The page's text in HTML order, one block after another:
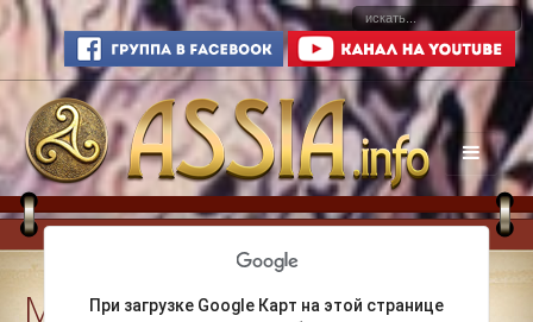
Мамашевский на Баксане
При загрузке Google Карт на этой странице